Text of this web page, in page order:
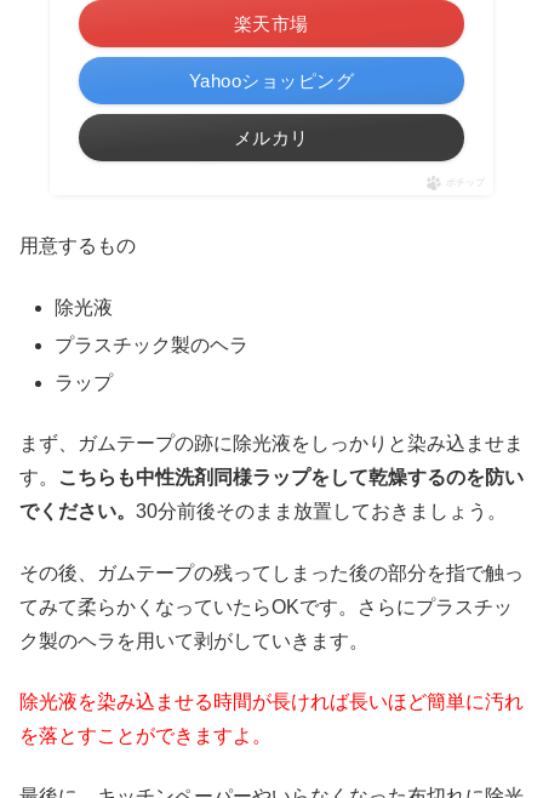
楽天市場
Yahooショッピング
メルカリ
ポチップ
用意するもの
除光液
プラスチック製のヘラ
ラップ
まず、ガムテープの跡に除光液をしっかりと染み込ませま
す。
こちらも中性洗剤同様ラップをして乾燥するのを防い
でください。 30分前後そのまま放置しておきましょう。
その後、ガムテープの残ってしまった後の部分を指で触っ
てみて柔らかくなっていたらOKです。さらにプラスチッ
ク製のヘラを用いて剥がしていきます。
除光液を染み込ませる時間が長ければ長いほど簡単に汚れ
を落とすことができますよ。